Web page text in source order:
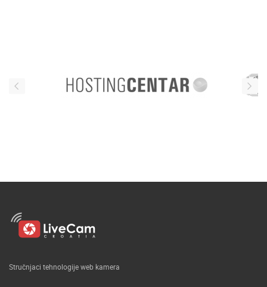
Stručnjaci tehnologije web kamera